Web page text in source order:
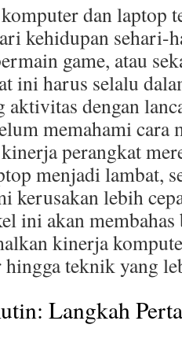
dan laptop
kehidupan sehari-
game, atau
ini harus selalu
dengan
memahami cara
perangkat
menjadi lambat,
kerusakan lebih
ini akan
kinerja
teknik yang
Langkah